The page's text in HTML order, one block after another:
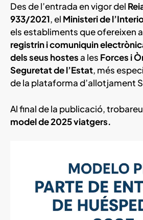
Des de l’entrada en vigor del
933/2021, el Ministeri de
els establiments que ofereixen
registrin i comuniquin
dels seus hostesa les Forces i
Seguretat de l’Estat, més
de la plataforma d’allotjament
Al final de la publicació,
model de 2025 viatgers.